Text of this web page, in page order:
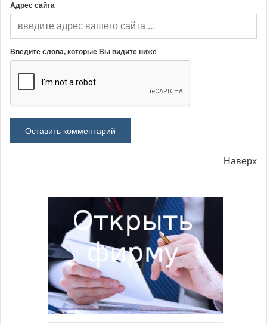
Адрес сайта
Введите слова, которые Вы видите ниже
Наверх